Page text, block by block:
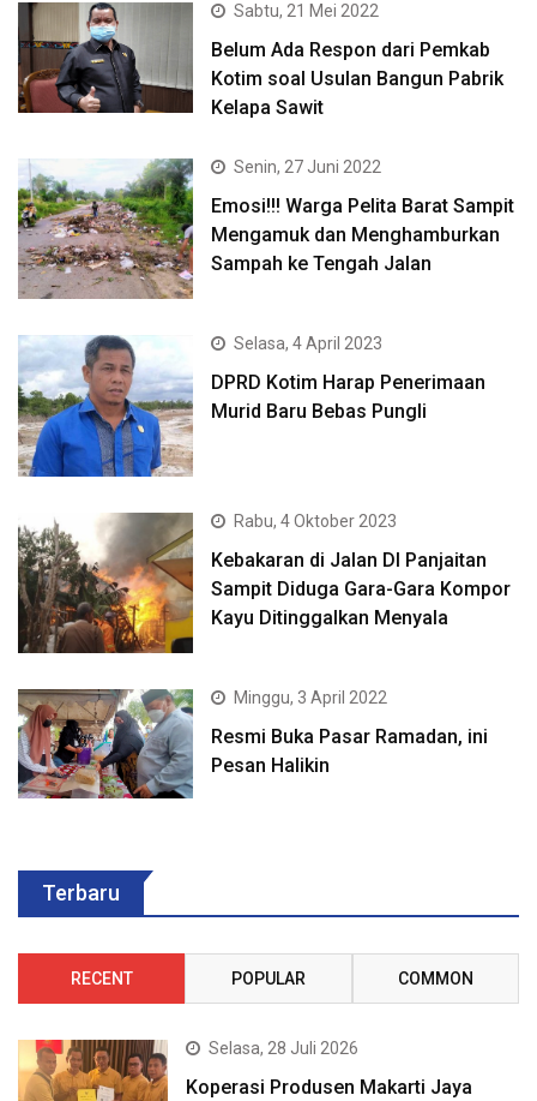
Sabtu, 21 Mei 2022
Belum Ada Respon dari Pemkab
Kotim soal Usulan Bangun Pabrik
Kelapa Sawit
Senin, 27 Juni 2022
Emosi!!! Warga Pelita Barat Sampit
Mengamuk dan Menghamburkan
Sampah ke Tengah Jalan
Selasa, 4 April 2023
DPRD Kotim Harap Penerimaan
Murid Baru Bebas Pungli
Rabu, 4 Oktober 2023
Kebakaran di Jalan DI Panjaitan
Sampit Diduga Gara-Gara Kompor
Kayu Ditinggalkan Menyala
Minggu, 3 April 2022
Resmi Buka Pasar Ramadan, ini
Pesan Halikin
Terbaru
RECENT POPULAR COMMON
Selasa, 28 Juli 2026
Koperasi Produsen Makarti Jaya